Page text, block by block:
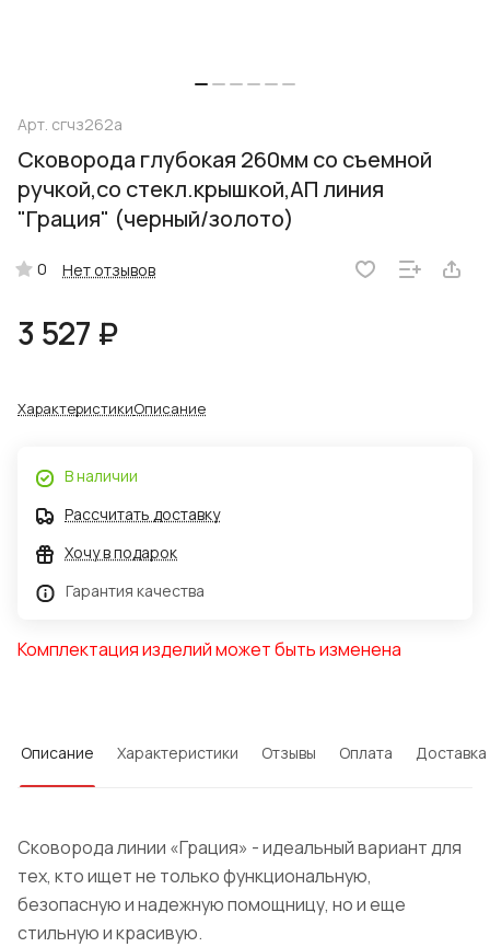
Арт. сгчз262а
Сковорода глубокая 260мм со съемной
ручкой,со стекл.крышкой,АП линия
"Грация" (черный/золото)
0 Нет отзывов
3 527 ₽
ХарактеристикиОписание
В наличии
Рассчитать доставку
Хочу в подарок
Гарантия качества
Комплектация изделий может быть изменена
Описание Характеристики Отзывы Оплата Доставка
Сковорода линии «Грация» - идеальный вариант для
тех, кто ищет не только функциональную,
безопасную и надежную помощницу, но и еще
стильную и красивую.